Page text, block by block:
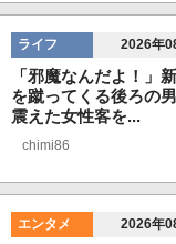
ライフ 2026年
「邪魔なんだよ！」
を蹴ってくる後ろの
震えた女性客を...
chimi86
エンタメ 2026年